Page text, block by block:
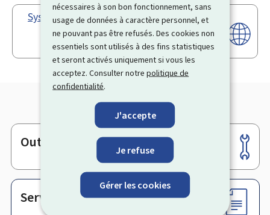
nécessaires à son bon fonctionnement, sans
usage de données à caractère personnel, et
ne pouvant pas être refusés. Des cookies non
essentiels sont utilisés à des fins statistiques
et seront activés uniquement si vous les
acceptez. Consulter notrepolitique de
confidentialité.
J'accepte
Je refuse
Gérer les cookies
Système REACH-IT
Pied
de
page
Outils
Services en ligne & Formulaires